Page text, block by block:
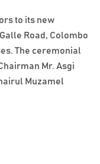
to its new
Road, Colombo
The ceremonial
Mr. Asgi
Muzamel